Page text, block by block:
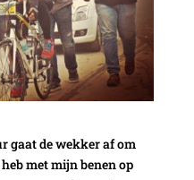
gaat de wekker af om
met mijn benen op